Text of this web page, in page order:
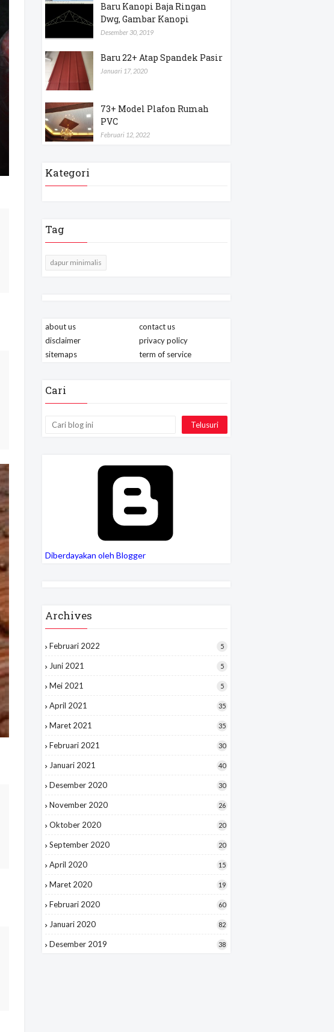
Baru Kanopi Baja Ringan
Dwg, Gambar Kanopi
Desember 30, 2019
Baru 22+ Atap Spandek Pasir
Januari 17, 2020
73+ Model Plafon Rumah
PVC
Februari 12, 2022
Kategori
Tag
dapur minimalis
about us
contact us
disclaimer
privacy policy
sitemaps
term of service
Cari
Diberdayakan oleh Blogger
Archives
Februari 2022 5
Juni 2021 5
Mei 2021 5
April 2021 35
Maret 2021 35
Februari 2021 30
Januari 2021 40
Desember 2020 30
November 2020 26
Oktober 2020 20
September 2020 20
April 2020 15
Maret 2020 19
Februari 2020 60
Januari 2020 82
Desember 2019 38